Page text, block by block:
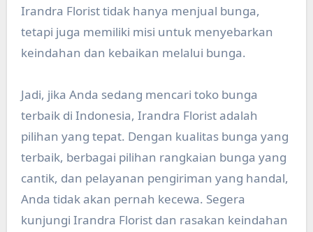
Irandra Florist tidak hanya menjual bunga,
tetapi juga memiliki misi untuk menyebarkan
keindahan dan kebaikan melalui bunga.
Jadi, jika Anda sedang mencari toko bunga
terbaik di Indonesia, Irandra Florist adalah
pilihan yang tepat. Dengan kualitas bunga yang
terbaik, berbagai pilihan rangkaian bunga yang
cantik, dan pelayanan pengiriman yang handal,
Anda tidak akan pernah kecewa. Segera
kunjungi Irandra Florist dan rasakan keindahan